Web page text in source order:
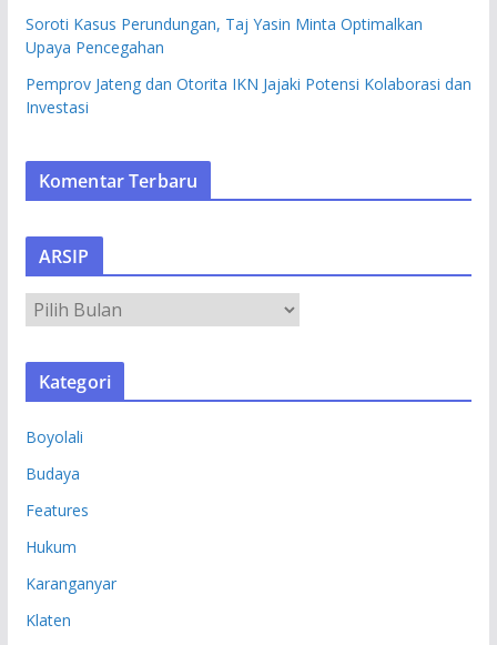
Soroti Kasus Perundungan, Taj Yasin Minta Optimalkan
Upaya Pencegahan
Pemprov Jateng dan Otorita IKN Jajaki Potensi Kolaborasi dan
Investasi
Komentar Terbaru
ARSIP
R
S
Kategori
Boyolali
Budaya
Features
Hukum
Karanganyar
Klaten